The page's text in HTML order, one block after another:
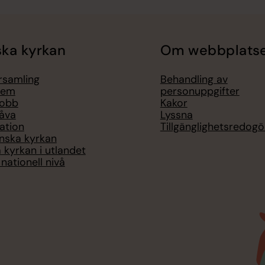
kyrkan
kyrkan
kyrkan i utlandet
nivå
Om
Behandling av
personuppgifter
Kakor
Lyssna